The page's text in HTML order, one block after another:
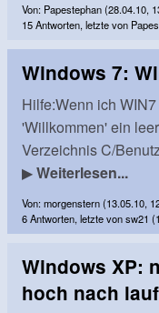
Von: Papestephan (28.04.10,
15 Antworten, letzte von
Windows 7:
Hilfe:Wenn ich
'Willkommen' ein
Verzeichnis C/
▶Weiterlesen...
Von: morgenstern (13.05.10,
6 Antworten, letzte von sw21
Windows XP:
hoch nach